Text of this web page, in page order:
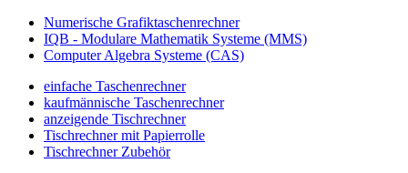
Numerische Grafiktaschenrechner
IQB - Modulare Mathematik Systeme (MMS)
Computer Algebra Systeme (CAS)
einfache Taschenrechner
kaufmännische Taschenrechner
anzeigende Tischrechner
Tischrechner mit Papierrolle
Tischrechner Zubehör